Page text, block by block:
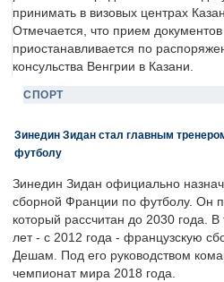
принимать в визовых центрах
Отмечается, что прием
приостанавливается по
консульства Венгрии в Казани.
СПОРТ
Зинедин Зидан стал главным
футболу
Зинедин Зидан официально
сборной Франции по футболу. Он
который рассчитан до 2030 года.
лет - с 2012 года - французскую
Дешам. Под его руководством
чемпионат мира 2018 года.